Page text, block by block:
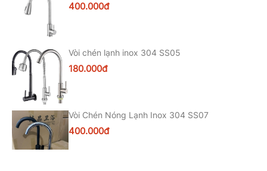
400.000đ
Vòi chén lạnh inox 304 SS05
180.000đ
Vòi Chén Nóng Lạnh Inox 304 SS07
400.000đ